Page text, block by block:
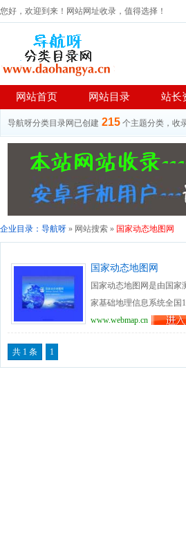
您好，欢迎到来！网站网址收录，值得选择！
网站首页 网站目录 站长
导航呀分类目录网已创建 215 个主题分类，收
企业目录： 导航呀 » 网站搜索 » 国家动态地图网
国家动态地图网
国家动态地图网是由国
家基础地理信息系统全国
和以地图为形式的分析与
www.webmap.cn
共 1 条 1